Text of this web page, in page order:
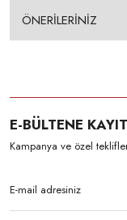
ÖNERİLERİNİZ
E-BÜLTENE
Kampanya ve özel